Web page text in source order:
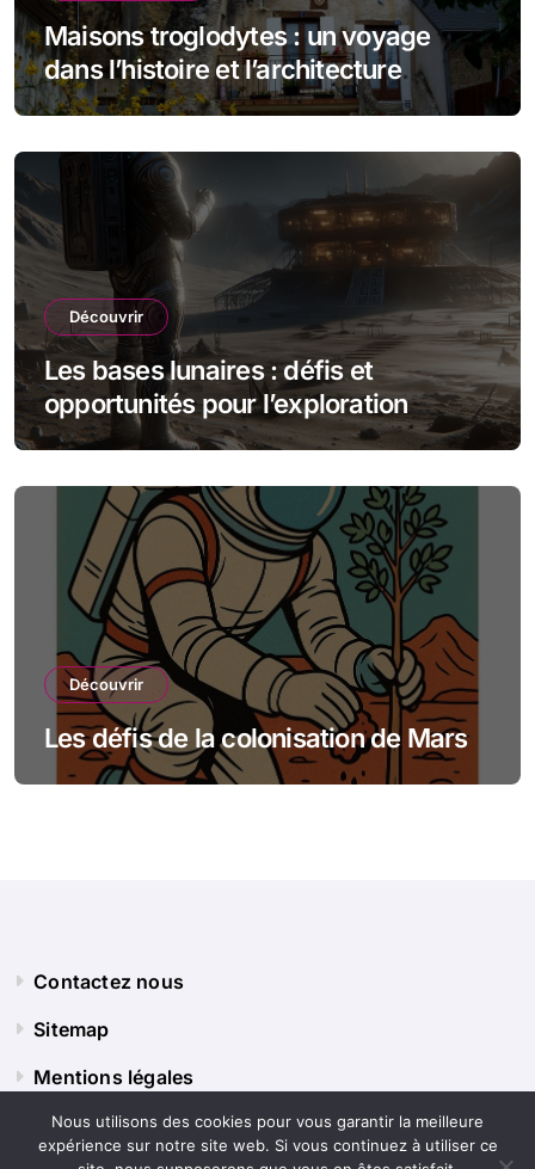
Maisons troglodytes : un voyage
dans l’histoire et l’architecture
souterraine
Découvrir
Les bases lunaires : défis et
opportunités pour l’exploration
spatiale
Découvrir
Les défis de la colonisation de Mars
Contactez nous
Sitemap
Mentions légales
Nous utilisons des cookies pour vous garantir la meilleure
expérience sur notre site web. Si vous continuez à utiliser ce